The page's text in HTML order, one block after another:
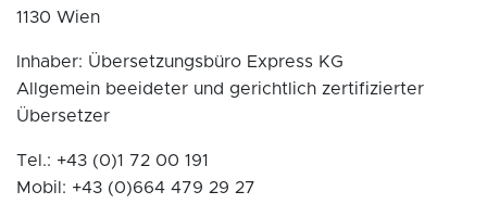
1130 Wien
Inhaber: Übersetzungsbüro Express KG
Allgemein beeideter und gerichtlich zertifizierter
Übersetzer
Tel.: +43 (0)1 72 00 191
Mobil: +43 (0)664 479 29 27